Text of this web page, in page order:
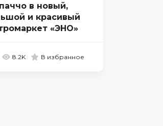
в новый,
и красивый
«ЭНО»
8.2K В избранное